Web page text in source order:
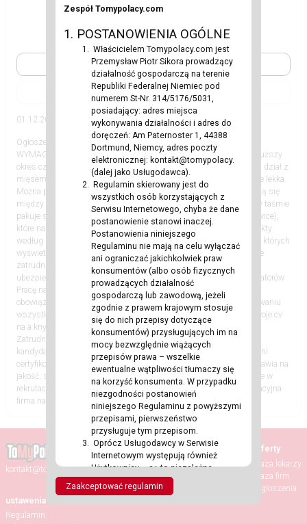
Zespół Tomypolacy.com
1. POSTANOWIENIA OGÓLNE
Właścicielem Tomypolacy.com jest
Przemysław Piotr Sikora prowadzący
działalność gospodarczą na terenie
Republiki Federalnej Niemiec pod
numerem St-Nr. 314/5176/5031,
posiadający: adres miejsca
wykonywania działalności i adres do
doręczeń: Am Paternoster 1, 44388
Dortmund, Niemcy, adres poczty
elektronicznej: kontakt@tomypolacy.
(dalej jako Usługodawca).
Regulamin skierowany jest do
wszystkich osób korzystających z
Serwisu Internetowego, chyba że dane
postanowienie stanowi inaczej.
Postanowienia niniejszego
Regulaminu nie mają na celu wyłączać
ani ograniczać jakichkolwiek praw
konsumentów (albo osób fizycznych
prowadzących działalność
gospodarczą lub zawodową, jeżeli
zgodnie z prawem krajowym stosuje
się do nich przepisy dotyczące
konsumentów) przysługujących im na
mocy bezwzględnie wiążących
przepisów prawa – wszelkie
ewentualne wątpliwości tłumaczy się
na korzyść konsumenta. W przypadku
niezgodności postanowień
niniejszego Regulaminu z powyższymi
przepisami, pierwszeństwo
przysługuje tym przepisom.
Oprócz Usługodawcy w Serwisie
Internetowym występują również
Użytkownicy – są to niezależne
podmioty trzecie w stosunku do
Usługodawcy, które mogą wchodzić ze
sobą w interakcje oraz komunikować
Zaakceptować regulamin
01.12.2023 Inne
Ogłoszenia
12.97 EUR
WYMAGANIA: Motywacja do pracy Chęć podjęcia współpracy na dłuższy
okres czasu Prawo jazdy będzie atutem ZAKRES OBOWIĄZKÓW: - dział z
mięsem (Slagerij). Nie są to zakłady mięsne. Jest to praca fizycznie lekka.
Można pracować przy taśmie lub na ekspedycji. Temperatury wahają się
między pięcioma, a siedmioma stopniami Celsjusza. Pracując przy taśmie
pakuje się do opakowań kawałki mięsa (schabowe, karkówki, polędwice),
które następnie trafiają do sklepów. Na ekspedycji sortuje się produkty
według zamówienia danego klienta. Kładzie się je pod ekranami, na których
wyświetlają się dane dotyczące zamówienia. OFERUJEMY: Stabilne
zatrudnienie na warunkach holenderskich Zakwaterowanie oraz
ubezpieczenie Dojazdy do pracy Opiekę polskojęzycznych koordynatorów
Pracę na dłuższy okres czasu Za nadgodziny i pracę w weekend
obowiązują dodatki do podstawowych stawek. pomoc w zorganizowaniu
wszystkich formalności Jesli zainteresowala CIe ta oferta wyslij swoje cv
na a.knysak@flexcraft.eu lub zadzwon 48 573104386 Agencja
Zatrudnienia Flexcraft od kilkunastu lat skutecznie kieruje polskich
kandydatów do sprawdzonych, holenderskich firm. Jesteśmy w pełni
certyfikowaną agencją pracy, która w swoich działaniach zawsze stawia na
jakość, szacunek i uczciwość. Nasz profesjonalizm i doświadczenie w
rekrutacji sprawia, że jesteśmy postrzegani jako rzetelna i konkurencyjna
firma na rynku pracy. KRAZ 273
Zobacz
kontakt@tomypolacy.com
Strona główna
Aktualności
Wydarzenia
Randki
Oferty
Baza lekarzy
Baza firm
Ogłoszenia
ustawenia
Regulamin